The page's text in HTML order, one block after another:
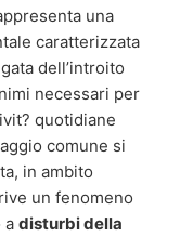
una
caratterizzata
dell’introito
necessari per
quotidiane
comune si
in ambito
un fenomeno
a disturbi della